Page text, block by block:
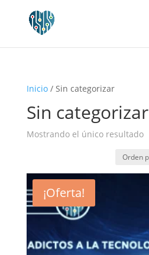
Inicio/ Sin categorizar
Sin categorizar
Mostrando el único resultado
¡Oferta!